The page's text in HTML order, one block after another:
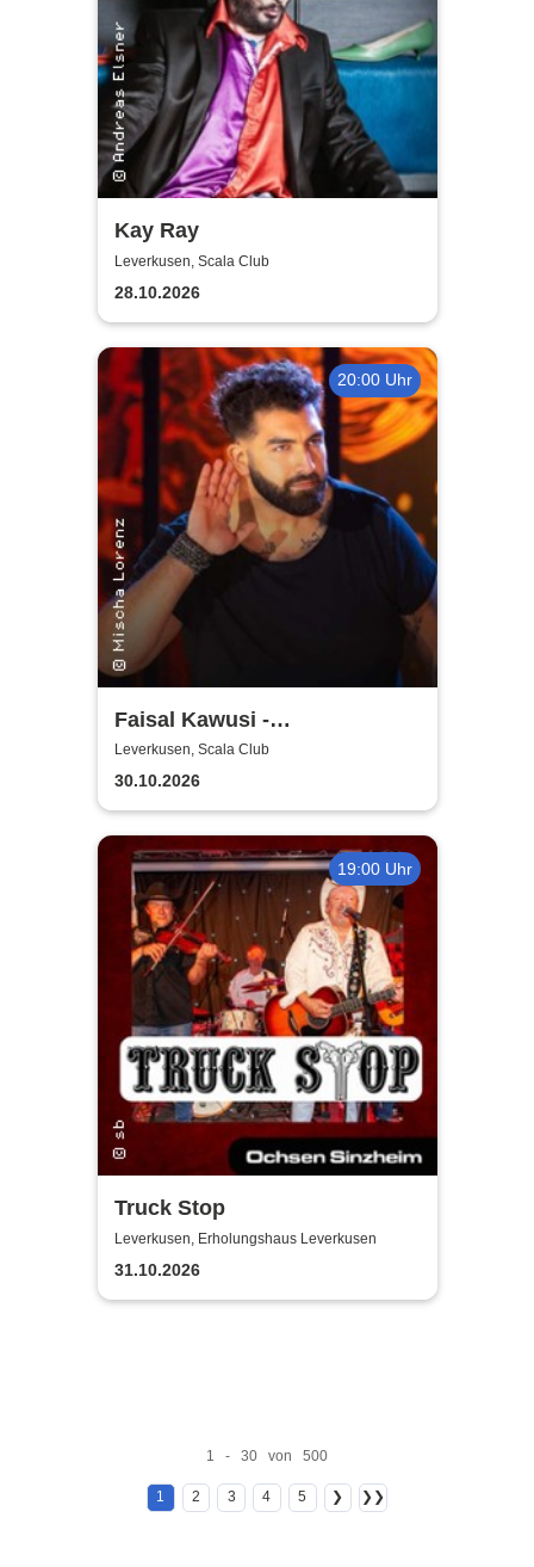
Kay Ray
Leverkusen, Scala Club
28.10.2026
20:00 Uhr
Faisal Kawusi -
Reinkanaktion
Leverkusen, Scala Club
30.10.2026
19:00 Uhr
Truck Stop
Leverkusen, Erholungshaus Leverkusen
31.10.2026
1 - 30 von 500
1 2 3 4 5 ❯ ❯❯